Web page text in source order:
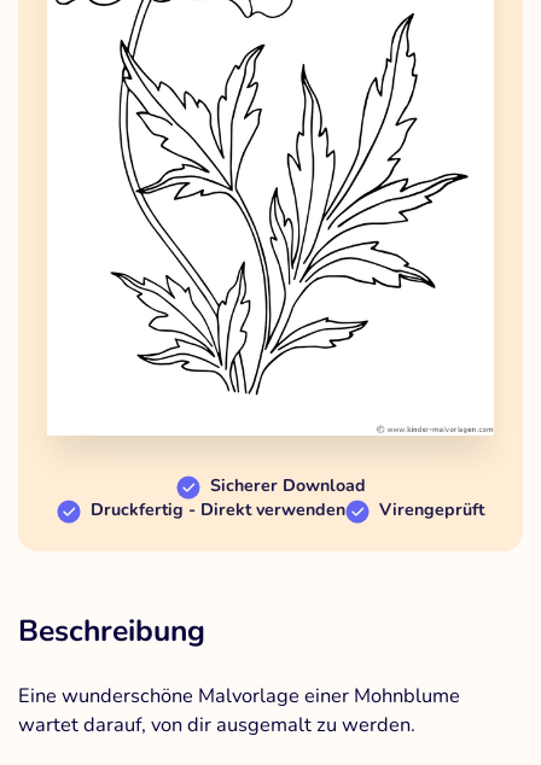
Sicherer Download
Druckfertig - Direkt verwenden
Virengeprüft
Beschreibung
Eine wunderschöne Malvorlage einer Mohnblume
wartet darauf, von dir ausgemalt zu werden.